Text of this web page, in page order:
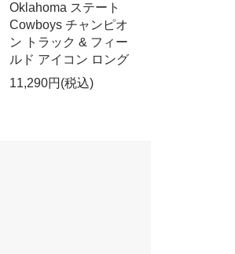
Oklahoma ステート
Cowboys チャンピオ
ン トラック & フィー
ルド アイコン ロング
11,290円(税込)